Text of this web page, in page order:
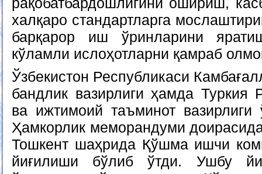
халқаро стандартларга
барқарор иш ўринларини
кўламли ислоҳотларни қамраб
Ўзбекистон Республикаси
бандлик вазирлиги ҳамда Туркия
ва ижтимоий таъминот вазирлиги
Ҳамкорлик меморандуми
Тошкент шаҳрида Қўшма ишчи
йиғилиши бўлиб ўтди. Ушбу